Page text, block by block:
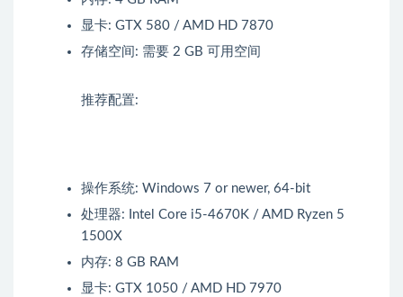
显卡: GTX 580 / AMD HD 7870
存储空间: 需要 2 GB 可用空间
推荐配置:
操作系统: Windows 7 or newer, 64-bit
处理器: Intel Core i5-4670K / AMD Ryzen 5
1500X
内存: 8 GB RAM
显卡: GTX 1050 / AMD HD 7970